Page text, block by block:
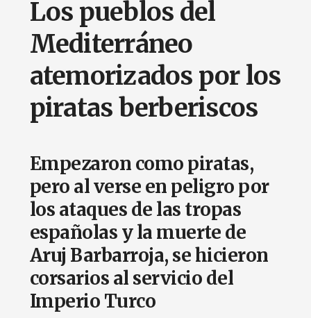
Los pueblos del
Mediterráneo
atemorizados por los
piratas berberiscos
Empezaron como piratas,
pero al verse en peligro por
los ataques de las tropas
españolas y la muerte de
Aruj Barbarroja, se hicieron
corsarios al servicio del
Imperio Turco